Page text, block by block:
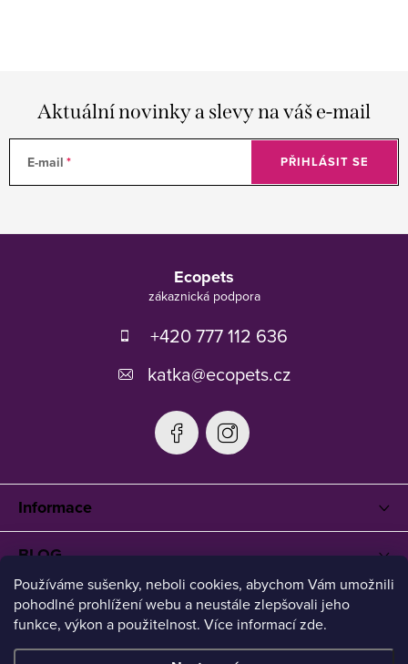
Používáme sušenky, neboli cookies, abychom Vám umožnili
pohodlné prohlížení webu a neustále zlepšovali jeho
funkce, výkon a použitelnost. Více informací zde.
Aktuální novinky a slevy na váš e-mail
E-mail PŘIHLÁSIT SE
Informace
Ecopets
+420 777 112 636
katka@ecopets.cz
BLOG